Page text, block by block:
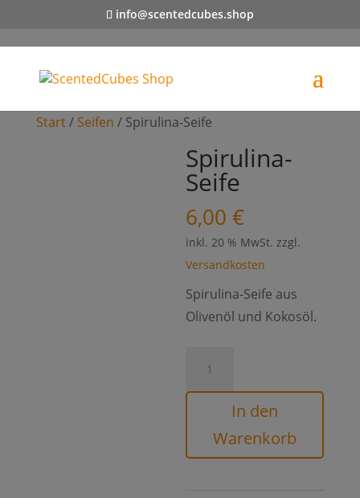
info@scentedcubes.shop
Start/ Seifen / Spirulina-Seife
Spirulina-
Seife
6,00€
inkl. 20 % MwSt. zzgl.
Versandkosten
Spirulina-Seife aus
Olivenöl und Kokosöl.
In den
Warenkorb